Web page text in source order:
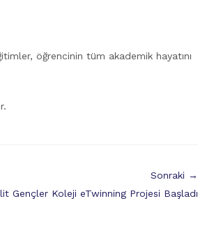
öğrencinin tüm akademik hayatını
Sonraki →
Gençler Koleji eTwinning Projesi Başladı